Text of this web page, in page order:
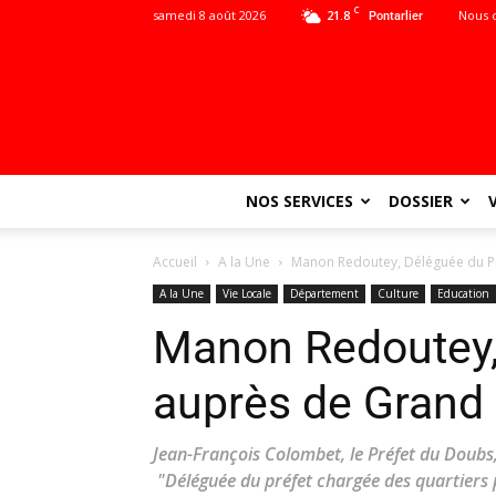
21.8 C Pontarlier
samedi 8 août 2026 Nous
NOS SERVICES DOSSIER
Accueil A la Une Manon Redoutey, Déléguée du
A la Une Vie Locale Département Culture Education
Manon
auprès de
Jean-François Colombet, le Préfet du
"Déléguée du préfet chargée des